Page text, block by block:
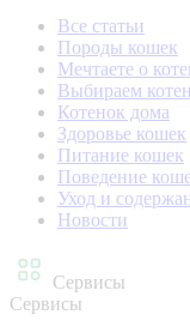
Все статьи
Породы кошек
Мечтаете о
Выбираем
Котенок дома
Здоровье кошек
Питание кошек
Поведение
Уход и
Новости
Сервисы
Сервисы